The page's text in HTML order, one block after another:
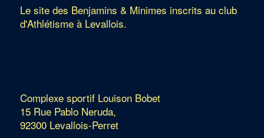
Le site des Benjamins & Minimes inscrits au club
d'Athlétisme à Levallois.
Complexe sportif Louison Bobet
15 Rue Pablo Neruda,
92300 Levallois-Perret